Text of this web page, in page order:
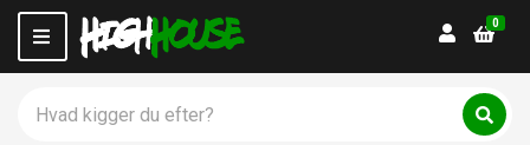
M
e
u
S
Login
0